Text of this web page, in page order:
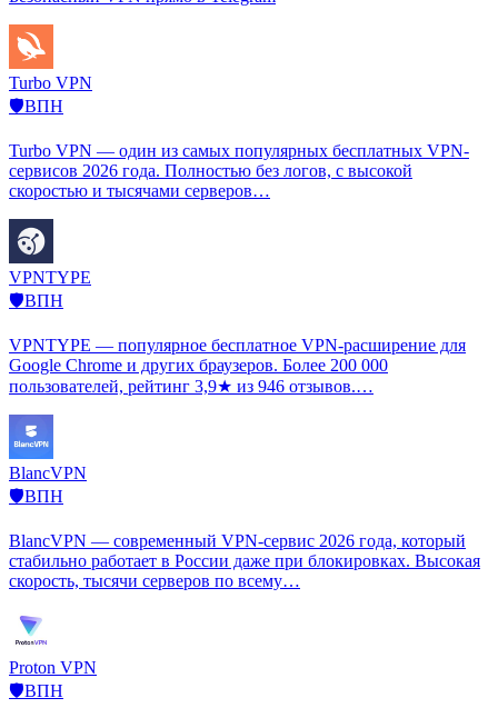
Turbo VPN
🛡️ВПН
Turbo VPN — один из самых популярных бесплатных VPN-
сервисов 2026 года. Полностью без логов, с высокой
скоростью и тысячами серверов…
VPNTYPE
🛡️ВПН
VPNTYPE — популярное бесплатное VPN-расширение для
Google Chrome и других браузеров. Более 200 000
пользователей, рейтинг 3,9★ из 946 отзывов.…
BlancVPN
🛡️ВПН
BlancVPN — современный VPN-сервис 2026 года, который
стабильно работает в России даже при блокировках. Высокая
скорость, тысячи серверов по всему…
Proton VPN
🛡️ВПН